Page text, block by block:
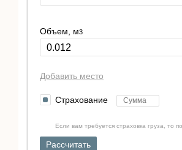
Объем, м3
Добавить место
Страхование
Если вам требуется страховка груза, то
Рассчитать